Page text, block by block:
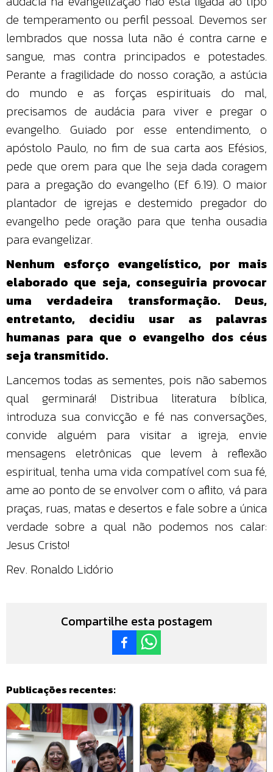
de temperamento ou perfil pessoal. Devemos ser
lembrados que nossa luta não é contra carne e
sangue, mas contra principados e potestades.
Perante a fragilidade do nosso coração, a astúcia
do mundo e as forças espirituais do mal,
precisamos de audácia para viver e pregar o
evangelho. Guiado por esse entendimento, o
apóstolo Paulo, no fim de sua carta aos Efésios,
pede que orem para que lhe seja dada coragem
para a pregação do evangelho (Ef 6.19). O maior
plantador de igrejas e destemido pregador do
evangelho pede oração para que tenha ousadia
para evangelizar.
Nenhum esforço evangelístico, por mais
elaborado que seja, conseguiria provocar
uma verdadeira transformação. Deus,
entretanto, decidiu usar as palavras
humanas para que o evangelho dos céus
seja transmitido.
Lancemos todas as sementes, pois não sabemos
qual germinará! Distribua literatura bíblica,
introduza sua convicção e fé nas conversações,
convide alguém para visitar a igreja, envie
mensagens eletrônicas que levem à reflexão
espiritual, tenha uma vida compatível com sua fé,
ame ao ponto de se envolver com o aflito, vá para
praças, ruas, matas e desertos e fale sobre a única
verdade sobre a qual não podemos nos calar:
Jesus Cristo!
Rev. Ronaldo Lidório
Compartilhe esta postagem
Publicações recentes: